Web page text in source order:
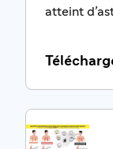
atteint